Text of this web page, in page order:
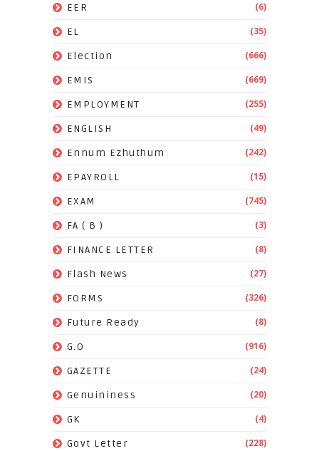
EER (6)
EL (35)
Election (666)
EMIS (669)
EMPLOYMENT (255)
ENGLISH (49)
Ennum Ezhuthum (242)
EPAYROLL (15)
EXAM (745)
FA ( B ) (3)
FINANCE LETTER (8)
Flash News (27)
FORMS (326)
Future Ready (8)
G.O (916)
GAZETTE (24)
Genuininess (20)
GK (4)
Govt Letter (228)